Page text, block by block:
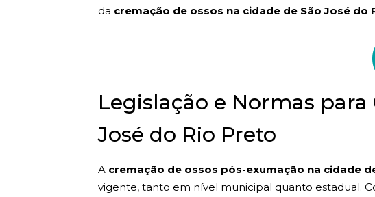
da cremação de ossos na cidade de São José do
Legislação e Normas
José do Rio Preto
A cremação de ossos pós-exumação na cidade
vigente, tanto em nível municipal quanto estadual.